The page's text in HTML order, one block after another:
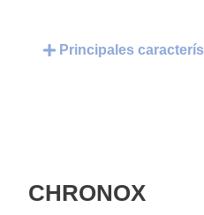
Principales
CHRONOX